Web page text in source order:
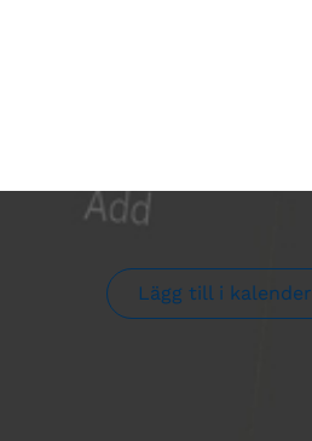
Lägg till i kalender